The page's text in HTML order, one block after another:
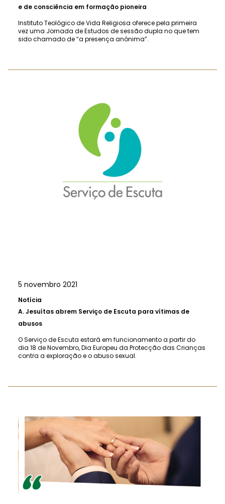
e de consciência em formação pioneira
Instituto Teológico de Vida Religiosa oferece pela primeira
vez uma Jornada de Estudos de sessão dupla no que tem
sido chamado de “a presença anónima”.
5 novembro 2021
Notícia
A.Jesuítas abrem Serviço de Escuta para vítimas de
abusos
O Serviço de Escuta estará em funcionamento a partir do
dia 18 de Novembro, Dia Europeu da Protecção das Crianças
contra a exploração e o abuso sexual.